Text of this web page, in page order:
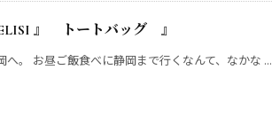
』 トートバッグ 』
。 お昼ご飯食べに静岡まで行くなんて、なかな ...